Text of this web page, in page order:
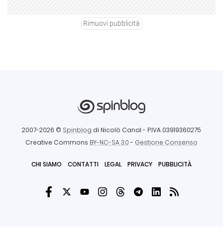
Rimuovi pubblicità
2007-2026 © Spinblog di Nicolò Canal - P.IVA 03919360275
Creative Commons BY-NC-SA 3.0- Gestione Consenso
CHI SIAMO CONTATTI LEGAL PRIVACY PUBBLICITÀ